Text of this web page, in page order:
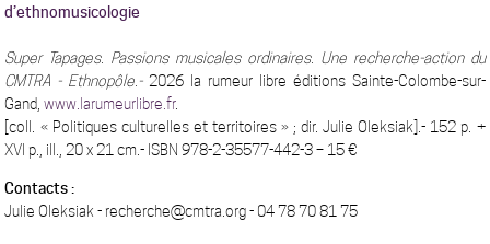
d’ethnomusicologie
Super Tapages. Passions musicales ordinaires. Une recherche-action du
CMTRA ‒ Ethnopôle.-2026 la rumeur libre éditions Sainte-Colombe-sur-
Gand,www.larumeurlibre.fr.
[coll. « Politiques culturelles et territoires » ; dir. Julie Oleksiak].- 152 p. +
XVI p., ill., 20 x 21 cm.- ISBN 978-2-35577-442-3 – 15 €
Contacts :
Julie Oleksiak - recherche@cmtra.org - 04 78 70 81 75